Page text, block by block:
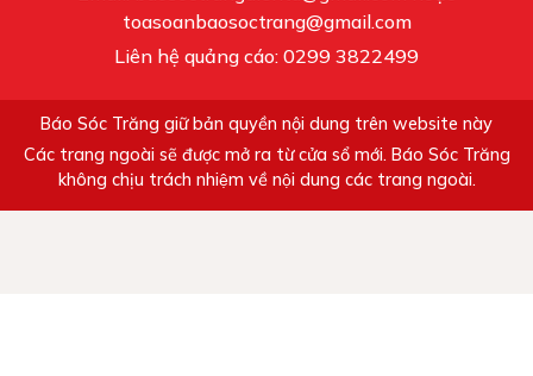
toasoanbaosoctrang@gmail.com
Liên hệ quảng cáo: 0299 3822499
Báo Sóc Trăng giữ bản quyền nội dung trên website này
Các trang ngoài sẽ được mở ra từ cửa sổ mới. Báo Sóc Trăng
không chịu trách nhiệm về nội dung các trang ngoài.